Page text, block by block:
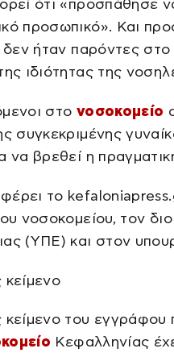
ότι «προσπάθησε
προσωπικό». Και
δεν ήταν παρόντες
ιδιότητας της
στο νοσοκομείο
συγκεκριμένης
να βρεθεί η
το
νοσοκομείου, τον
(ΥΠΕ) και στον
του εγγράφου
Κεφαλληνίας